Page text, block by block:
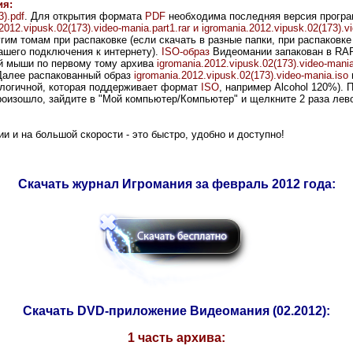
. Для открытия формата PDF необходима последняя версия
mania.part1.rar и
томам при распаковке (если скачать в разные папки, при
подключения к интернету).
ISO-образ Видеомании запакован в
мыши по первому тому архива igromania.2012.vipusk.02(173).video-
распакованный образ igromania.2012.vipusk.02(173).video-mania.iso
которая поддерживает формат ISO , например Alcohol 120%).
зайдите в "Мой компьютер/Компьютер" и щелкните 2 раза
и на большой скорости - это быстро, удобно и доступно!
Скачать журнал Игромания за февраль 2012 года:
Скачать DVD-приложение Видеомания (02.2012):
1 часть архива: